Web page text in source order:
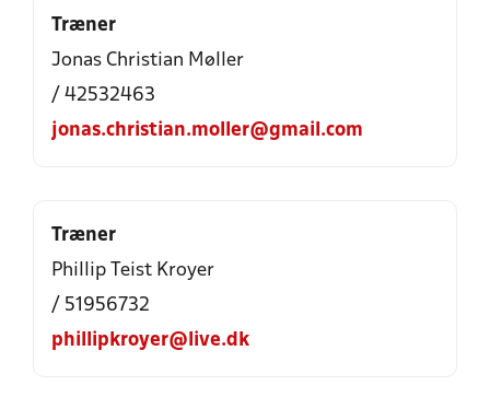
Træner
Jonas Christian Møller
/ 42532463
jonas.christian.moller@gmail.com
Træner
Phillip Teist Kroyer
/ 51956732
phillipkroyer@live.dk